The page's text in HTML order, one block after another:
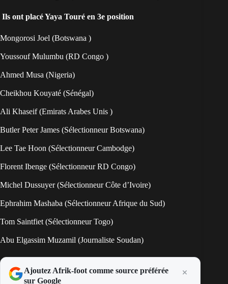
Ils ont placé Yaya Touré en 3e position
Mongorosi Joel (Botswana )
Youssouf Mulumbu (RD Congo )
Ahmed Musa (Nigeria)
Cheikhou Kouyaté (Sénégal)
Ali Khaseif (Emirats Arabes Unis )
Butler Peter James (Sélectionneur Botswana)
Lee Tae Hoon (Sélectionneur Cambodge)
Florent Ibenge (Sélectionneur RD Congo)
Michel Dussuyer (Sélectionneur Côte d’Ivoire)
Ephrahim Mashaba (Sélectionneur Afrique du Sud)
Tom Saintfiet (Sélectionneur Togo)
Abu Elgassim Muzamil (Journaliste Soudan)
Ajoutez Afrik-foot comme source préférée
sur Google